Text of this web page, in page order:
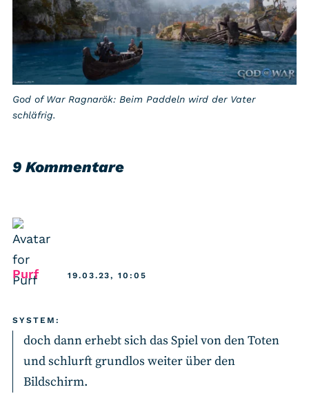
God of War Ragnarök: Beim Paddeln wird der Vater
schläfrig.
9 Kommentare
Purfsays: 19.03.23, 10:05
SYSTEM:
doch dann erhebt sich das Spiel von den Toten
und schlurft grundlos weiter über den
Bildschirm.